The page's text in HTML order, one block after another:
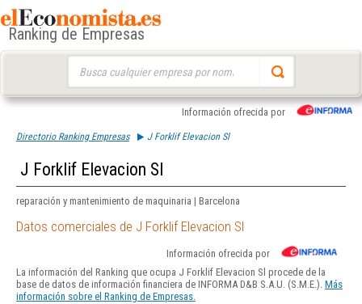
Ranking de Empresas
Información ofrecida por
Directorio Ranking Empresas J Forklif Elevacion Sl
J Forklif Elevacion Sl
reparación y mantenimiento de maquinaria | Barcelona
Datos comerciales de J Forklif Elevacion Sl
Información ofrecida por
La información del Ranking que ocupa J Forklif Elevacion Sl procede de la
base de datos de información financiera de INFORMA D&B S.A.U. (S.M.E.). Más
información sobre el Ranking de Empresas.